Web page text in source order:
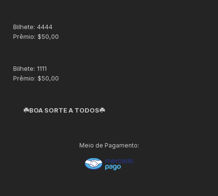
Bilhete: 4444
Prêmio: $50,00
Bilhete: 1111
Prêmio: $50,00
☘️BOA SORTE A TODOS☘️
Meio de Pagamento: